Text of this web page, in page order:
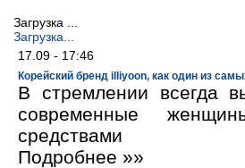
Загрузка ...
Загрузка...
17.09 - 17:46
Корейский бренд illiyoon, как один из
В стремлении всегда
современные
средствами
Подробнее »»